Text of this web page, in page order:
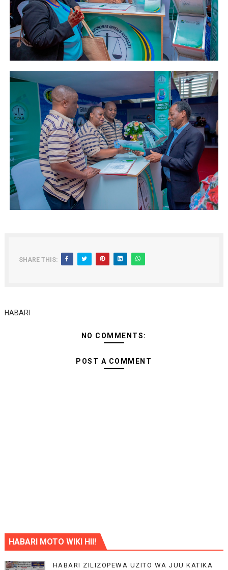
SHARE THIS:
HABARI
NO COMMENTS:
POST A COMMENT
HABARI MOTO WIKI HII!
HABARI ZILIZOPEWA UZITO WA JUU KATIKA